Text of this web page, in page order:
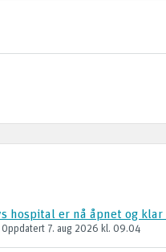
hospital er nå åpnet og
Oppdatert 7. aug 2026 kl. 09.04